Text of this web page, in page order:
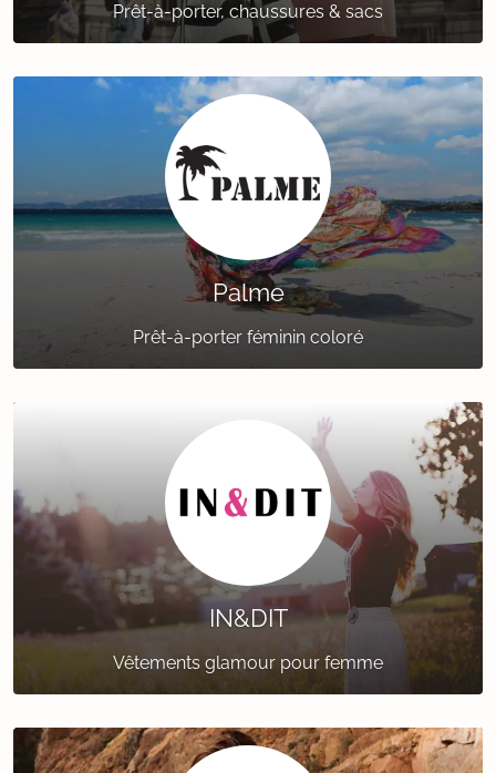
Prêt-à-porter, chaussures & sacs
Palme
Prêt-à-porter féminin coloré
IN&DIT
Vêtements glamour pour femme